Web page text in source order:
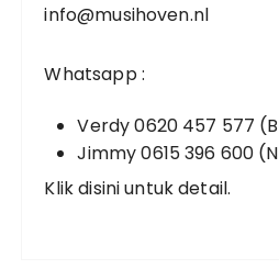
info@musihoven.nl
Whatsapp :
Verdy 0620 457 577
Jimmy 0615 396 600
Klik disini untuk detail.